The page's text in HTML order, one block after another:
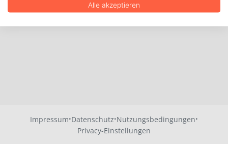
Impressum·Datenschutz·Nutzungsbedingungen·
Privacy-Einstellungen
Alle akzeptieren